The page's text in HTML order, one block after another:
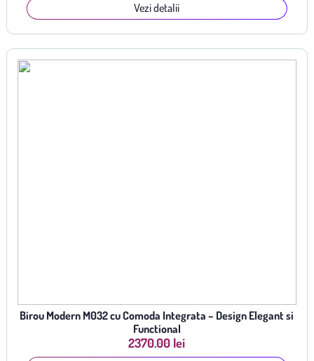
Vezi detalii
Birou Modern M032 cu Comoda Integrata – Design Elegant si
Functional
2370.00 lei